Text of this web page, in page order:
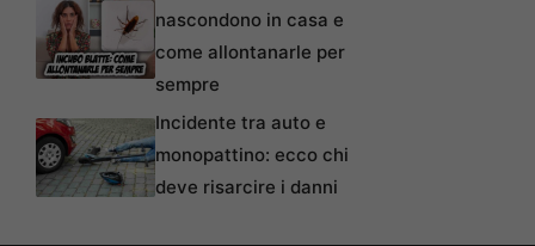
nascondono in casa e
come allontanarle per
sempre
Incidente tra auto e
monopattino: ecco chi
deve risarcire i danni